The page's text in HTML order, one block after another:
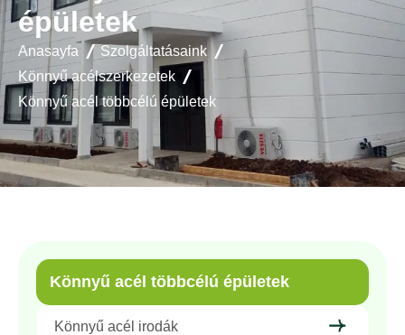
épületek
Anasayfa
Szolgáltatásaink
Könnyű acélszerkezetek
Könnyű acél többcélú épületek
Könnyű acél többcélú épületek
Könnyű acél irodák